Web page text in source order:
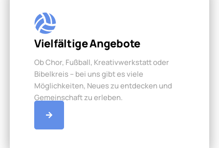
Vielfältige Angebote
Ob Chor, Fußball, Kreativwerkstatt oder
Bibelkreis – bei uns gibt es viele
Möglichkeiten, Neues zu entdecken und
Gemeinschaft zu erleben.